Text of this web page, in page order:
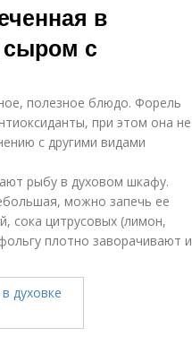
в
сыром с
полезное блюдо. Форель
при этом она не
с другими видами
рыбу в духовом шкафу.
можно запечь ее
сока цитрусовых (лимон,
плотно заворачивают и